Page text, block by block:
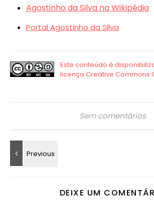
Agostinho da Silva na Wikipédia
Portal Agostinho da Silva
Sem comentários
DEIXE UM